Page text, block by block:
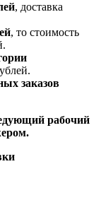
, доставка
, то стоимость
заказов
рабочий